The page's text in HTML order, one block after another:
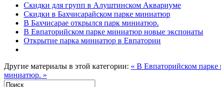
Скидки для групп в Алуштинском Аквариуме
Скидки в Бахчисарайском парке миниатюр
В Бахчисарае открылся парк миниатюр.
В Евпаторийском парке миниатюр новые экспонаты
Открытие парка миниатюр в Евпатории
Другие материалы в этой категории: « В Евпаторийском
миниатюр. »